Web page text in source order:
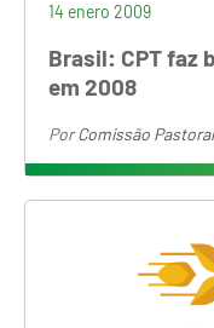
14 enero 2009
Brasil: CPT faz
em 2008
PorComissão